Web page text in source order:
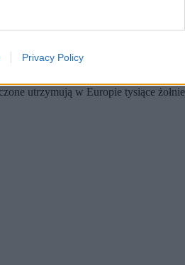
Privacy Policy
sile sojuszu.
ale jednocześnie nigdy nie pozwoli,
utrzymują w Europie tysiące